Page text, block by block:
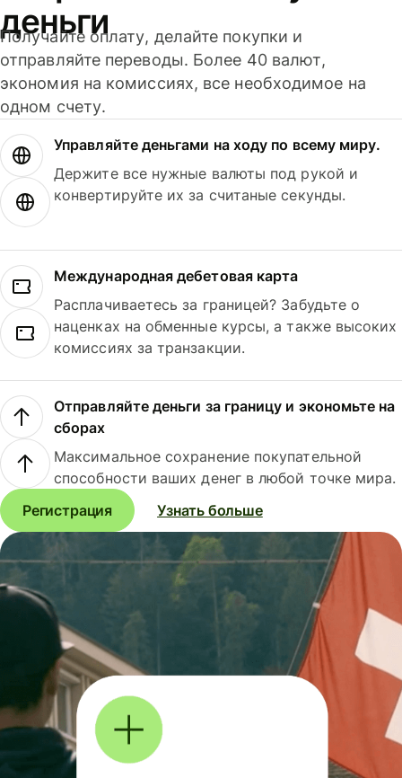
деньги
Получайте оплату, делайте покупки и
отправляйте переводы. Более 40 валют,
экономия на комиссиях, все необходимое на
одном счету.
Управляйте деньгами на ходу по всему миру.
Держите все нужные валюты под рукой и
конвертируйте их за считаные секунды.
Международная дебетовая карта
Расплачиваетесь за границей? Забудьте о
наценках на обменные курсы, а также высоких
комиссиях за транзакции.
Отправляйте деньги за границу и экономьте на
сборах
Максимальное сохранение покупательной
способности ваших денег в любой точке мира.
Регистрация
Узнать больше